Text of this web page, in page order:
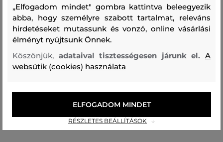
Összetétel
felső anyag
ÚJRAHASZNOSÍTOTT POLIAMID
Szélesség: 15 cm, magasság: 13 cm, mélység: 18 cm
„Elfogadom mindet" gombra kattintva beleegyezik
abba, hogy személyre szabott tartalmat, releváns
hirdetéseket mutassunk és vonzó, online vásárlási
élményt nyújtsunk Önnek.
Köszönjük, adataival tisztességesen járunk el.A
websütik (cookies) használata
RÉSZLETES BEÁLLÍTÁSOK
ELFOGADOM MINDET